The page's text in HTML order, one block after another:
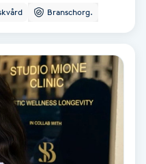
och säkert sätt.
mera. Varmt
skönhetssalong för en
Branschorg.